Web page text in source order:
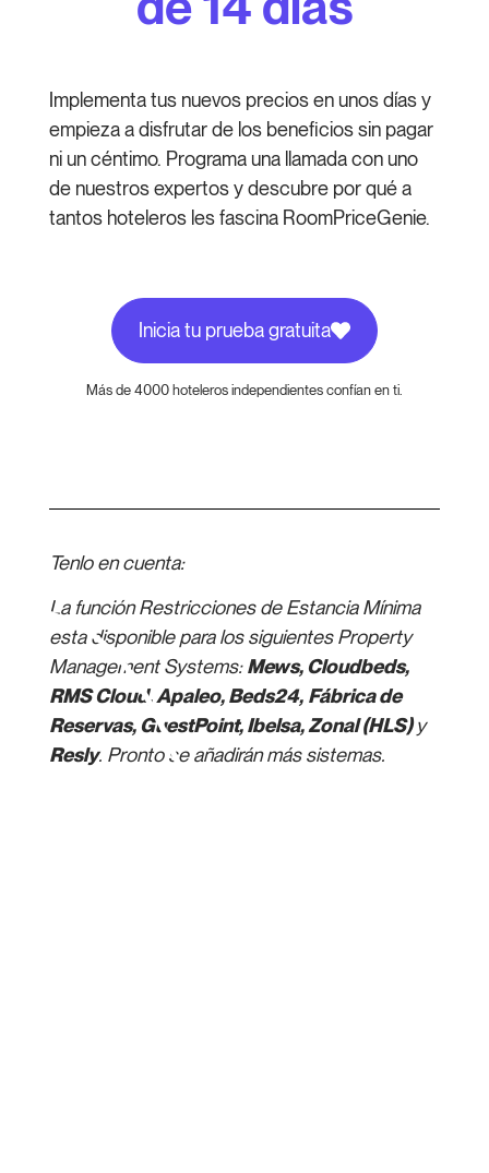
Implementa tus nuevos precios en unos días y
empieza a disfrutar de los beneficios sin pagar
ni un céntimo. Programa una llamada con uno
de nuestros expertos y descubre por qué a
tantos hoteleros les fascina RoomPriceGenie.
Inicia tu prueba gratuita
Más de 4000 hoteleros independientes confían en ti.
Tenlo en cuenta:
La función Restricciones de Estancia Mínima
está disponible para los siguientes Property
Management Systems:Mews, Cloudbeds,
RMS Cloud, Apaleo, Beds24, Fábrica de
Reservas, GuestPoint, Ibelsa, Zonal (HLS)y
Resly. Pronto se añadirán más sistemas.